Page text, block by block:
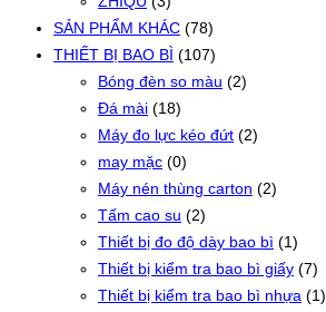
SẢN PHẨM KHÁC (78)
THIẾT BỊ BAO BÌ (107)
Bóng đèn so màu (2)
Đá mài (18)
Máy đo lực kéo đứt (2)
may mặc (0)
Máy nén thùng carton (2)
Tấm cao su (2)
Thiết bị đo độ dày bao bì (1)
Thiết bị kiểm tra bao bì giấy (7)
Thiết bị kiểm tra bao bì nhựa (1)